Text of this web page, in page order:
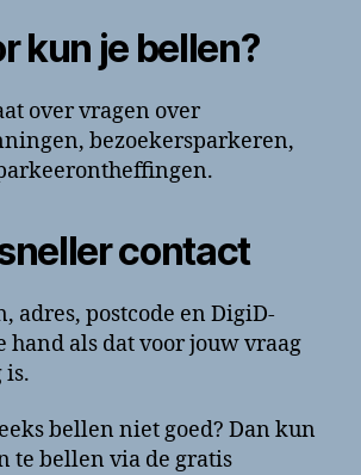
kun je bellen?
over vragen over
bezoekersparkeren,
contact
adres, postcode en DigiD-
hand als dat voor jouw vraag
is.
bellen niet goed? Dan kun
te bellen via de gratis